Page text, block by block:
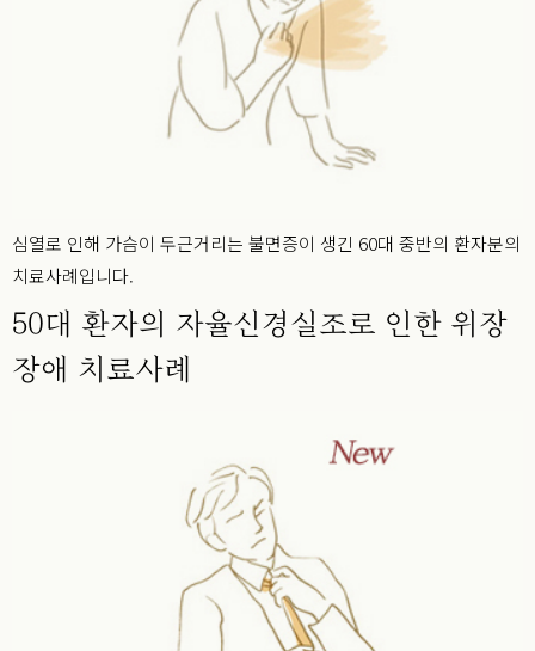
심열로 인해 가슴이 두근거리는 불면증이 생긴 60대 중반의 환자분의
치료사례입니다.
50대 환자의 자율신경실조로 인한 위장
장애 치료사례